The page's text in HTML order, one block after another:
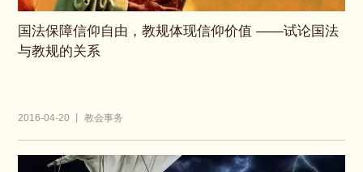
国法保障信仰自由，教规体现信仰价值 ——试论国法
与教规的关系
2016-04-20 丨 教会事务